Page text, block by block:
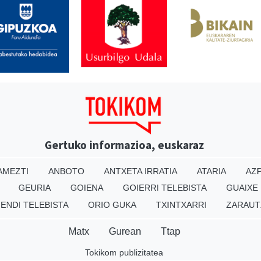
Gertuko informazioa, euskaraz
ANBOTO ANTXETA IRRATIA ATARIA
GEURIA GOIENA GOIERRI TELEBISTA GUAIXE
TELEBISTA ORIO GUKA TXINTXARRI
Matx Gurean Ttap
Tokikom publizitatea